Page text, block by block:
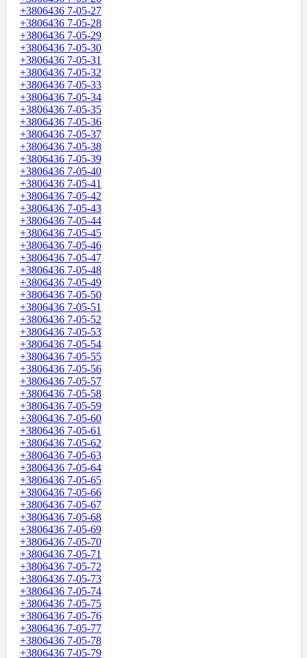
+3806436 7-05-27
+3806436 7-05-28
+3806436 7-05-29
+3806436 7-05-30
+3806436 7-05-31
+3806436 7-05-32
+3806436 7-05-33
+3806436 7-05-34
+3806436 7-05-35
+3806436 7-05-36
+3806436 7-05-37
+3806436 7-05-38
+3806436 7-05-39
+3806436 7-05-40
+3806436 7-05-41
+3806436 7-05-42
+3806436 7-05-43
+3806436 7-05-44
+3806436 7-05-45
+3806436 7-05-46
+3806436 7-05-47
+3806436 7-05-48
+3806436 7-05-49
+3806436 7-05-50
+3806436 7-05-51
+3806436 7-05-52
+3806436 7-05-53
+3806436 7-05-54
+3806436 7-05-55
+3806436 7-05-56
+3806436 7-05-57
+3806436 7-05-58
+3806436 7-05-59
+3806436 7-05-60
+3806436 7-05-61
+3806436 7-05-62
+3806436 7-05-63
+3806436 7-05-64
+3806436 7-05-65
+3806436 7-05-66
+3806436 7-05-67
+3806436 7-05-68
+3806436 7-05-69
+3806436 7-05-70
+3806436 7-05-71
+3806436 7-05-72
+3806436 7-05-73
+3806436 7-05-74
+3806436 7-05-75
+3806436 7-05-76
+3806436 7-05-77
+3806436 7-05-78
+3806436 7-05-79